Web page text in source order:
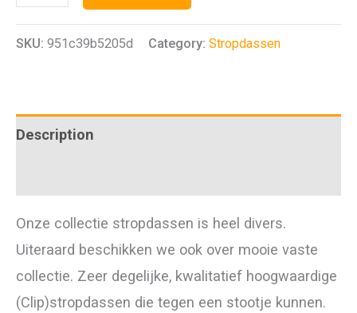
Blauw
SKU: 951c39b5205d Category: Stropdassen
Description
Onze collectie stropdassen is heel divers.
Uiteraard beschikken we ook over mooie vaste
collectie. Zeer degelijke, kwalitatief hoogwaardige
(Clip)stropdassen die tegen een stootje kunnen.